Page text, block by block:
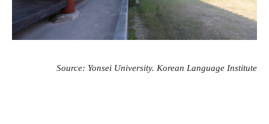
Source: Yonsei University. Korean Language Institute